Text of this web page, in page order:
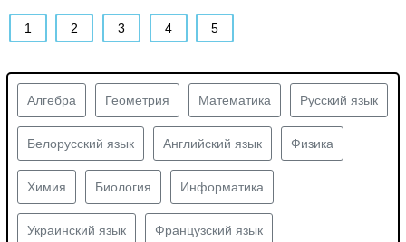
1 2 3 4 5
Алгебра Геометрия Математика Русский язык
Белорусский язык Английский язык Физика
Химия Биология Информатика
Украинский язык Французский язык